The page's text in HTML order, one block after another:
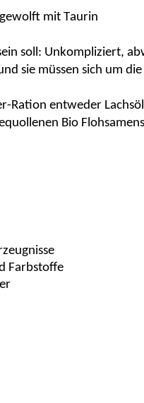
mit Taurin
soll: Unkompliziert,
sie müssen sich um
Ration entweder Lachsöl
Bio
Farbstoffe